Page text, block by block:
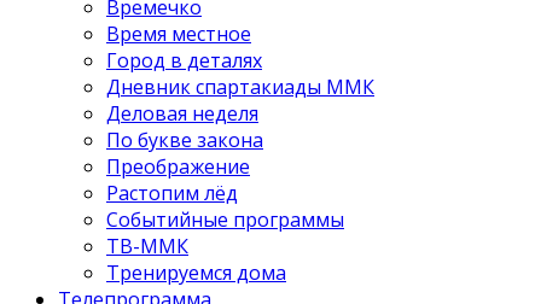
Времечко
Время местное
Город в деталях
Дневник спартакиады ММК
Деловая неделя
По букве закона
Преображение
Растопим лёд
Событийные программы
ТВ-ММК
Тренируемся дома